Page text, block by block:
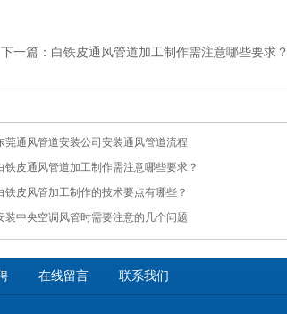
下一篇：白铁皮通风管道加工制作需注意哪些要求？
莞通风管道安装公司安装通风管道流程
铁皮通风管道加工制作需注意哪些要求？
铁皮风管加工制作的技术要点有哪些？
装中央空调风管时需要注意的几个问题
在线留言 联系我们